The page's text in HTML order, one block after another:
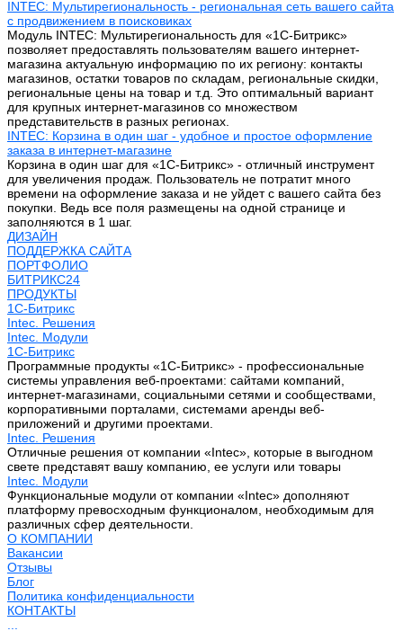
INTEC: Мультирегиональность - региональная сеть вашего сайта
с продвижением в поисковиках
Модуль INTEC: Мультирегиональность для «1С-Битрикс»
позволяет предоставлять пользователям вашего интернет-
магазина актуальную информацию по их региону: контакты
магазинов, остатки товаров по складам, региональные скидки,
региональные цены на товар и т.д. Это оптимальный вариант
для крупных интернет-магазинов со множеством
представительств в разных регионах.
INTEC: Корзина в один шаг - удобное и простое оформление
заказа в интернет-магазине
Корзина в один шаг для «1С-Битрикс» - отличный инструмент
для увеличения продаж. Пользователь не потратит много
времени на оформление заказа и не уйдет с вашего сайта без
покупки. Ведь все поля размещены на одной странице и
заполняются в 1 шаг.
ДИЗАЙН
ПОДДЕРЖКА САЙТА
ПОРТФОЛИО
БИТРИКС24
ПРОДУКТЫ
1С-Битрикс
Intec. Решения
Intec. Модули
1С-Битрикс
Программные продукты «1С-Битрикс» - профессиональные
системы управления веб-проектами: сайтами компаний,
интернет-магазинами, социальными сетями и сообществами,
корпоративными порталами, системами аренды веб-
приложений и другими проектами.
Intec. Решения
Отличные решения от компании «Intec», которые в выгодном
свете представят вашу компанию, ее услуги или товары
Intec. Модули
Функциональные модули от компании «Intec» дополняют
платформу превосходным функционалом, необходимым для
различных сфер деятельности.
О КОМПАНИИ
Вакансии
Отзывы
Блог
Политика конфиденциальности
КОНТАКТЫ